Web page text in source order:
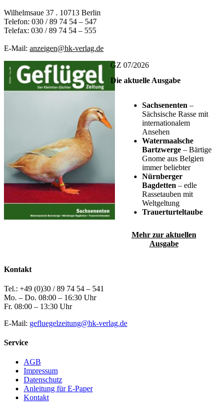
Wilhelmsaue 37 . 10713 Berlin
Telefon: 030 / 89 74 54 – 547
Telefax: 030 / 89 74 54 – 555
E-Mail: anzeigen@hk-verlag.de
GZ 07/2026
Die aktuelle Ausgabe
Sachsenenten –
Sächsische Rasse mit
internationalem
Ansehen
Watermaalsche
Bartzwerge – Bärtige
Gnome aus Belgien
immer beliebter
Nürnberger
Bagdetten – edle
Rassetauben mit
Weltgeltung
Trauerturteltaube
Mehr zur aktuellen
Ausgabe
Kontakt
Tel.: +49 (0)30 / 89 74 54 – 541
Mo. – Do. 08:00 – 16:30 Uhr
Fr. 08:00 – 13:30 Uhr
E-Mail: gefluegelzeitung@hk-verlag.de
Service
AGB
Impressum
Datenschutz
Anleitung für E-Paper
Kontakt